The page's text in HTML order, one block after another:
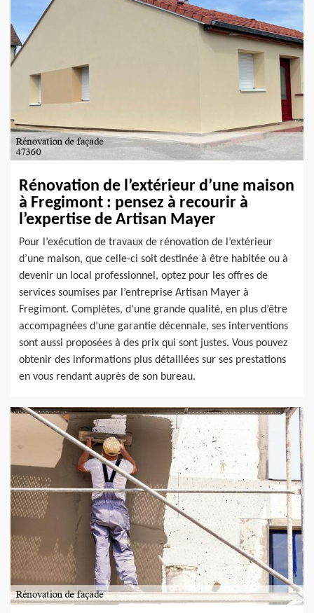
Rénovation de l’extérieur d’une maison
à Fregimont : pensez à recourir à
l’expertise de Artisan Mayer
Pour l’exécution de travaux de rénovation de l’extérieur
d’une maison, que celle-ci soit destinée à être habitée ou à
devenir un local professionnel, optez pour les offres de
services soumises par l’entreprise Artisan Mayer à
Fregimont. Complètes, d’une grande qualité, en plus d’être
accompagnées d’une garantie décennale, ses interventions
sont aussi proposées à des prix qui sont justes. Vous pouvez
obtenir des informations plus détaillées sur ses prestations
en vous rendant auprès de son bureau.